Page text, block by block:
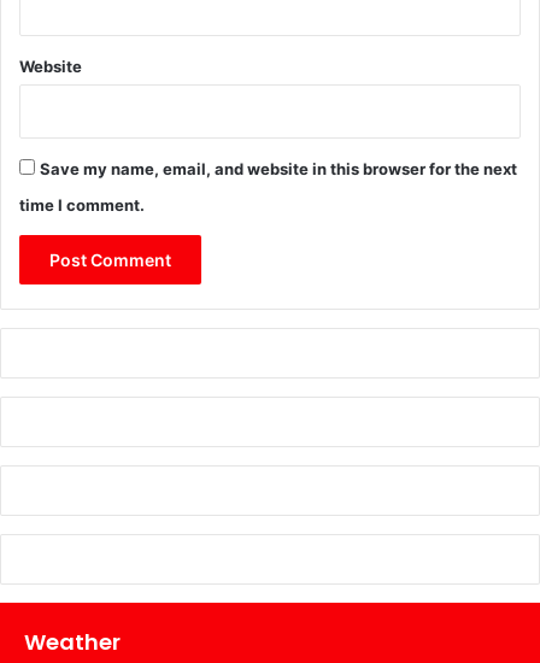
Website
Save my name, email, and website in this browser for the next
time I comment.
Weather